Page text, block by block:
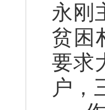
永刚
贫困
要求
户，